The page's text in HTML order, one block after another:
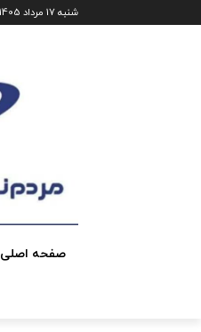
شنبه 17 مرداد 1405
صفحه اصلی